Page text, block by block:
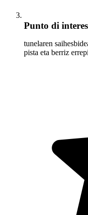
Punto di
tunelaren
pista eta berriz